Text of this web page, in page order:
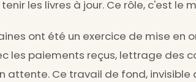
les livres à jour. Ce rôle, c'est le
ont été un exercice de mise en
les paiements reçus, lettrage des
attente. Ce travail de fond, invisible